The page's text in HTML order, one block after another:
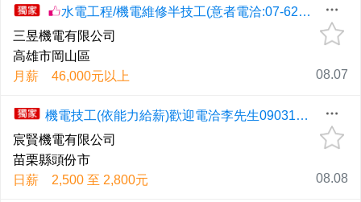
水電工程/機電維修半技工(意者電洽:07-623-3195/0932-806017曾先生)
三昱機電有限公司
高雄市岡山區
月薪 46,000元以上
08.07
機電技工(依能力給薪)歡迎電洽李先生0903116823
宸賢機電有限公司
苗栗縣頭份市
日薪 2,500 至 2,800元
08.08